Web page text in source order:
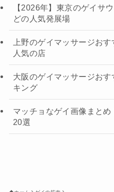
【2026年】東京のゲイサ
どの人気発展場
上野のゲイマッサージお
人気の店
大阪のゲイマッサージお
キング
マッチョなゲイ画像まと
20選